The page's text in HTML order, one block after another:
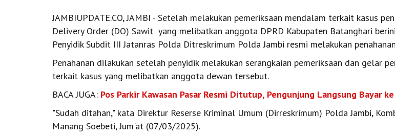
JAMBIUPDATE.CO, JAMBI - Setelah melakukan pemeriksaan mendalam terkait kasus
Delivery Order (DO) Sawit yang melibatkan anggota DPRD Kabupaten Batanghari
Penyidik Subdit III Jatanras Polda Ditreskrimum Polda Jambi resmi melakukan
Penahanan dilakukan setelah penyidik melakukan serangkaian pemeriksaan dan gelar
terkait kasus yang melibatkan anggota dewan tersebut.
BACA JUGA: Pos Parkir Kawasan Pasar Resmi Ditutup, Pengunjung Langsung Bayar
"Sudah ditahan," kata Direktur Reserse Kriminal Umum (Dirreskrimum) Polda Jambi,
Manang Soebeti, Jum'at (07/03/2025).